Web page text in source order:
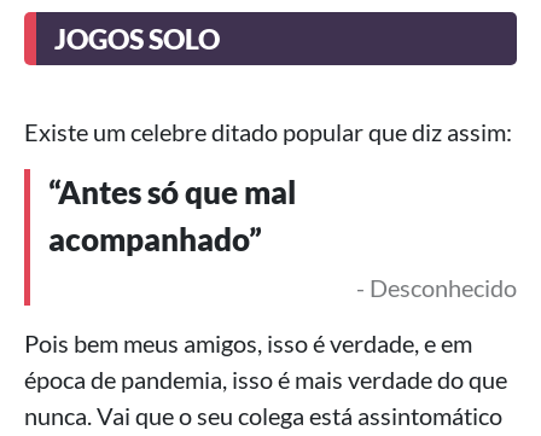
JOGOS SOLO
Existe um celebre ditado popular que diz assim:
“Antes só que mal
acompanhado”
- Desconhecido
Pois bem meus amigos, isso é verdade, e em
época de pandemia, isso é mais verdade do que
nunca. Vai que o seu colega está assintomático